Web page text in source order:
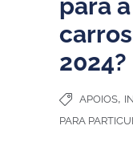
para
2024?
APOIOS,
PARA